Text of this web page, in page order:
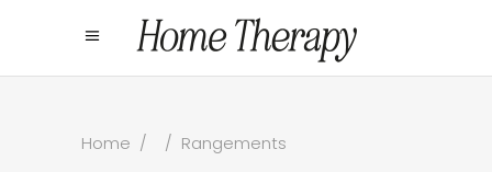
Home / / Rangements